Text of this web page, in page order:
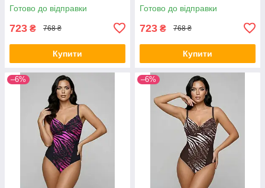
Готово до відправки
723 ₴ 768 ₴
Купити
Готово до відправки
723 ₴ 768 ₴
Купити
–6% –6%